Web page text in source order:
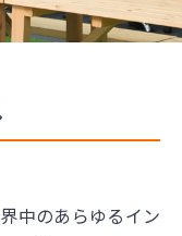
中のあらゆるイン